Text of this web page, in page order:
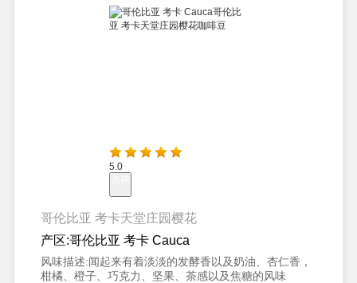
5.0
哥伦比亚 考卡天堂庄园樱花
产区:哥伦比亚 考卡 Cauca
风味描述:闻起来有着淡淡的发酵香以及奶油、杏仁香，
柑橘、橙子、巧克力、坚果、茶感以及焦糖的风味